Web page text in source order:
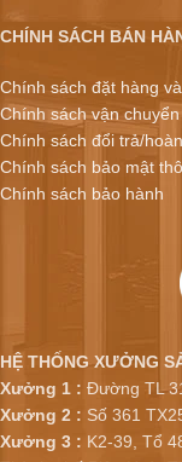
CHÍNH SÁCH BÁN
Chính sách đặt hàng
Chính sách vận
Chính sách đổi trả/
Chính sách bảo mật
Chính sách bảo hành
HỆ THỐNG XƯỞNG
Xưởng 1 : Đường TL
Xưởng 2 : Số 361
Xưởng 3 : K2-39, Tổ